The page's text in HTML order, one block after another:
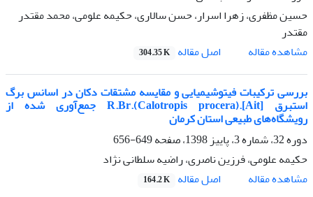
حسین مظفری، زهرا اسرار، حسن سالاری، حکیمه علومی، محمد مقتدر
مقتدر
مشاهده مقاله
اصل مقاله 304.35 K
بررسی ترکیبات فیتوشیمیایی و مقایسه مشتقات دکان در اسانس برگ
استبرق [Ait].R.Br.(Calotropis procera) جمع‌آوری شده از
رویشگاه‌های طبیعی استان کرمان
دوره 32، شماره 3، پاییز 1398، صفحه
649-656
حکیمه علومی، فرزین ناصری، راضیه سلطانی نژاد
مشاهده مقاله
اصل مقاله 164.2 K